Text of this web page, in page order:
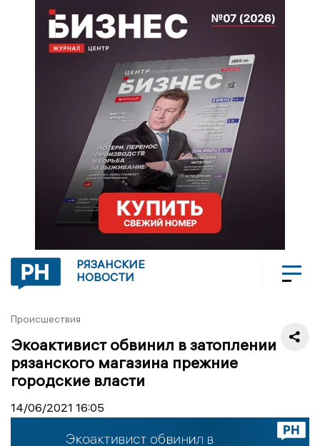
РЯЗАНСКИЕ
НОВОСТИ
Происшествия
Экоактивист обвинил в затоплении
рязанского магазина прежние
городские власти
14/06/2021 16:05